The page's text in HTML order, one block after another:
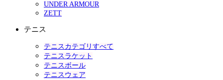
UNDER ARMOUR
ZETT
テニス
テニスカテゴリすべて
テニスラケット
テニスボール
テニスウェア